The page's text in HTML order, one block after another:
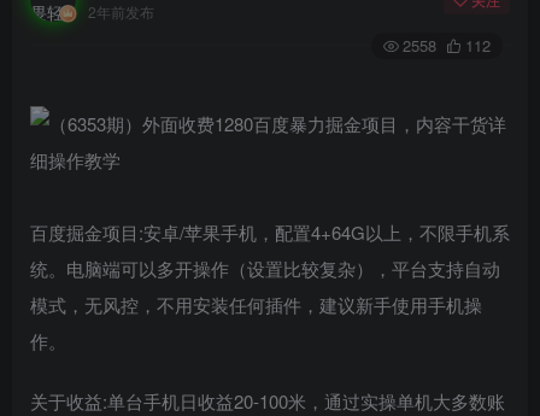
2年前发布
2558 112
百度掘金项目:安卓/苹果手机，配置4+64G以上，不限手机系
统。电脑端可以多开操作（设置比较复杂），平台支持自动
模式，无风控，不用安装任何插件，建议新手使用手机操
作。
关于收益:单台手机日收益20-100米，通过实操单机大多数账